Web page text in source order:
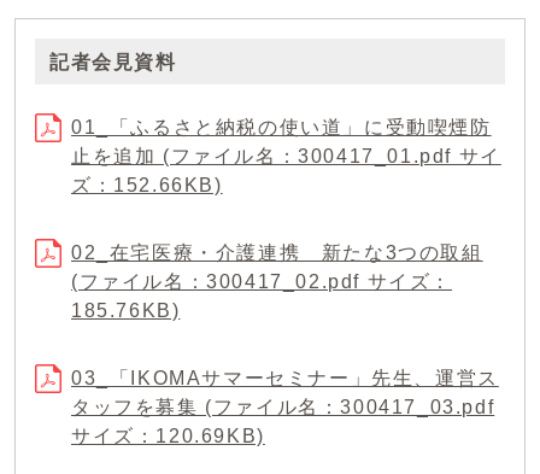
記者会見資料
01_「ふるさと納税の使い道」に受動喫煙防
止を追加 (ファイル名：300417_01.pdf サイ
ズ：152.66KB)
02_在宅医療・介護連携 新たな3つの取組
(ファイル名：300417_02.pdf サイズ：
185.76KB)
03_「IKOMAサマーセミナー」先生、運営ス
タッフを募集 (ファイル名：300417_03.pdf
サイズ：120.69KB)